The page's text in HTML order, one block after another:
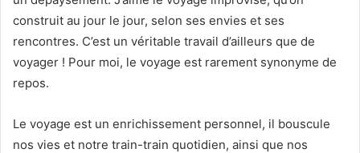
construit au jour le jour, selon ses envies et ses
rencontres. C’est un véritable travail d’ailleurs que de
voyager ! Pour moi, le voyage est rarement synonyme de
repos.
Le voyage est un enrichissement personnel, il bouscule
nos vies et notre train-train quotidien, ainsi que nos